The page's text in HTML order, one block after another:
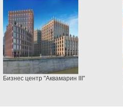
Бизнес центр "Аквамарин III"